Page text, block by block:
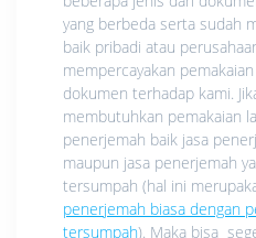
yang berbeda serta sudah
baik pribadi atau
mempercayakan
dokumen terhadap kami.
membutuhkan pemakaian
penerjemah baik jasa
maupun jasa penerjemah
tersumpah (hal ini
penerjemah biasa dengan
tersumpah). Maka bisa